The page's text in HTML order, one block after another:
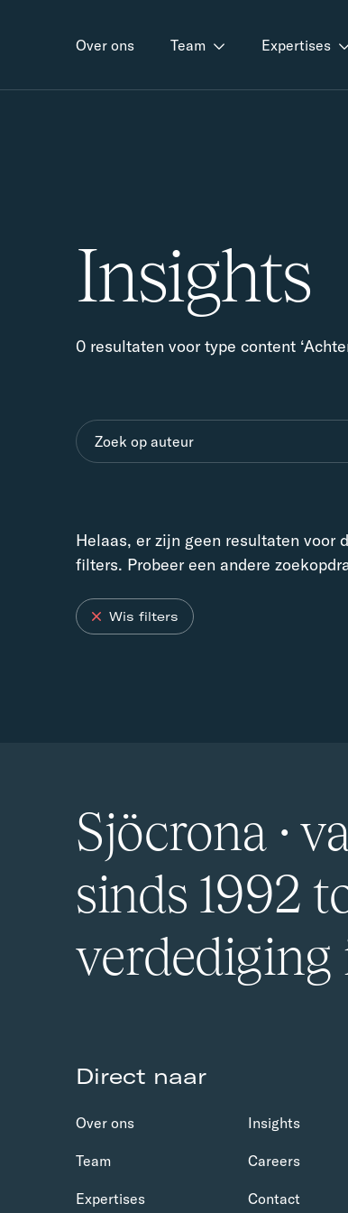
Over ons Team Expertises
Insights
0 resultaten voor type content
Zoek op auteur
Helaas, er zijn geen resultaten voor
filters. Probeer een andere
Wis filters
Sjöcrona ·
sinds 1992
verdediging
Direct naar
Over ons Insights
Team Careers
Expertises Contact